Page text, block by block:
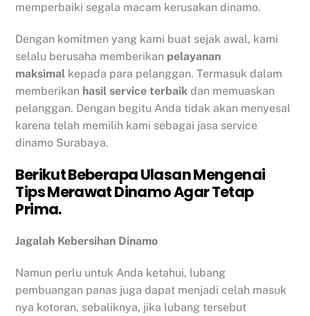
memperbaiki segala macam kerusakan dinamo.
Dengan komitmen yang kami buat sejak awal, kami
selalu berusaha memberikan pelayanan
maksimal kepada para pelanggan. Termasuk dalam
memberikan hasil service terbaik dan memuaskan
pelanggan. Dengan begitu Anda tidak akan menyesal
karena telah memilih kami sebagai jasa service
dinamo Surabaya.
Berikut Beberapa Ulasan Mengenai
Tips Merawat Dinamo Agar Tetap
Prima.
Jagalah Kebersihan Dinamo
Namun perlu untuk Anda ketahui, lubang
pembuangan panas juga dapat menjadi celah masuk
nya kotoran, sebaliknya, jika lubang tersebut